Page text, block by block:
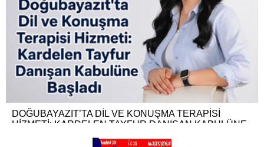
DOĞUBAYAZIT’TA DİL VE KONUŞMA TERAPİSİ
HİZMETİ: KARDELEN TAYFUR DANIŞAN KABULÜNE